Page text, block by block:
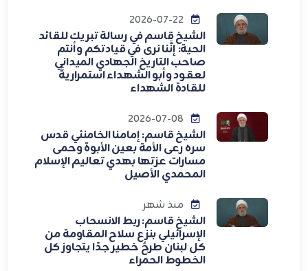
الشيخ قاسم في رسالة تبريك للقائد
الحية: إنَّنا نرى في قيادتكم وأنتم
صاحب التاريخ الجهادي الميداني
لعقود وأبو الشهداء استمراريةً
للقادة الشهداء
الشيخ قاسم: إمامنا الخامنئي قدس
سره رعى الأمة بعين الأبوة وحمى
مسارات عزتها بهدي تعاليم الإسلام
المحمدي الأصيل
منذ شهر
الشيخ قاسم: ربط الانسحاب
الإسرائيلي بنزع سلاح المقاومة من
كل لبنان طرحٌ خطير جدًا يتجاوز كل
الخطوط الحمراء